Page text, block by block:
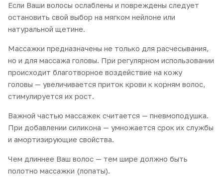
Если Ваши волосы ослаблены и повреждены следует
остановить свой выбор на мягком нейлоне или
натуральной щетине.
Массажки предназначены не только для расчесывания,
но и для массажа головы. При регулярном использовании
происходит благотворное воздействие на кожу
головы — увеличивается приток крови к корням волос,
стимулируется их рост.
Важной частью массажек считается — пневмоподушка.
При добавлении силикона — умножается срок их службы
и амортизирующие свойства.
Чем длиннее Ваш волос — тем шире должно быть
полотно массажки (лопаты).